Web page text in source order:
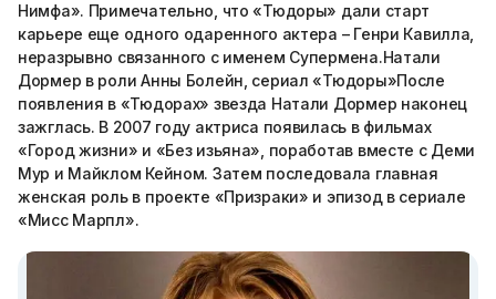
Нимфа». Примечательно, что «Тюдоры» дали старт
карьере еще одного одаренного актера – Генри Кавилла,
неразрывно связанного с именем Супермена.Натали
Дормер в роли Анны Болейн, сериал «Тюдоры»После
появления в «Тюдорах» звезда Натали Дормер наконец
зажглась. В 2007 году актриса появилась в фильмах
«Город жизни» и «Без изьяна», поработав вместе с Деми
Мур и Майклом Кейном. Затем последовала главная
женская роль в проекте «Призраки» и эпизод в сериале
«Мисс Марпл».